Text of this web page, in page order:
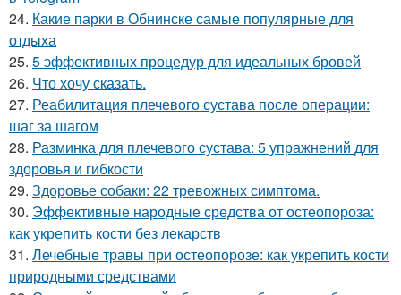
24. Какие парки в Обнинске самые популярные для
отдыха
25. 5 эффективных процедур для идеальных бровей
26. Что хочу сказать.
27. Реабилитация плечевого сустава после операции:
шаг за шагом
28. Разминка для плечевого сустава: 5 упражнений для
здоровья и гибкости
29. Здоровье собаки: 22 тревожных симптома.
30. Эффективные народные средства от остеопороза:
как укрепить кости без лекарств
31. Лечебные травы при остеопорозе: как укрепить кости
природными средствами